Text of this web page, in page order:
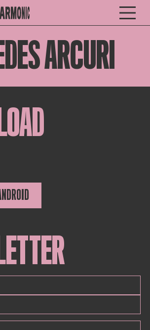
ARCURI